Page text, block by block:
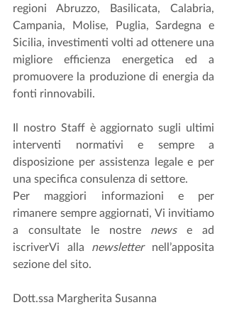
regioni Abruzzo, Basilicata, Calabria,
Campania, Molise, Puglia, Sardegna e
Sicilia, investimenti volti ad ottenere una
migliore efficienza energetica ed a
promuovere la produzione di energia da
fonti rinnovabili.
Il nostro Staff è aggiornato sugli ultimi
interventi normativi e sempre a
disposizione per assistenza legale e per
una specifica consulenza di settore.
Per maggiori informazioni e per
rimanere sempre aggiornati, Vi invitiamo
a consultate le nostre news e ad
iscriverVi alla newsletter nell’apposita
sezione del sito.
Dott.ssa Margherita Susanna